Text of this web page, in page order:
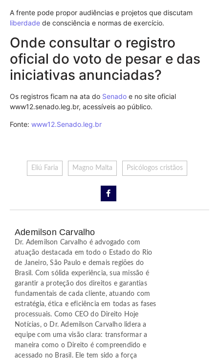
A frente pode propor audiências e projetos que discutam
liberdade de consciência e normas de exercício.
Onde consultar o registro
oficial do voto de pesar e das
iniciativas anunciadas?
Os registros ficam na ata do Senado e no site oficial
www12.senado.leg.br, acessíveis ao público.
Fonte: www12.Senado.leg.br
Eliú Faria Magno Malta Psicólogos cristãos
Ademilson Carvalho
Dr. Ademilson Carvalho é advogado com
atuação destacada em todo o Estado do Rio
de Janeiro, São Paulo e demais regiões do
Brasil. Com sólida experiência, sua missão é
garantir a proteção dos direitos e garantias
fundamentais de cada cliente, atuando com
estratégia, ética e eficiência em todas as fases
processuais. Como CEO do Direito Hoje
Notícias, o Dr. Ademilson Carvalho lidera a
equipe com uma visão clara: transformar a
maneira como o Direito é compreendido e
acessado no Brasil. Ele tem sido a força